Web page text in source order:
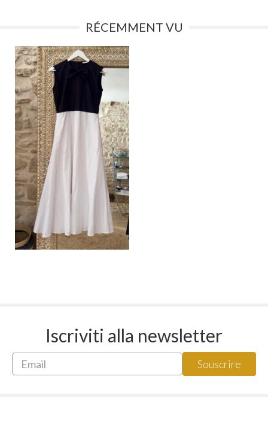
RÉCEMMENT VU
Iscriviti alla newsletter